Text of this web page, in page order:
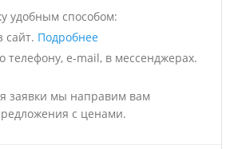
удобным способом:
сайт. Подробнее
телефону, e-mail, в мессенджерах.
заявки мы направим вам
с ценами.